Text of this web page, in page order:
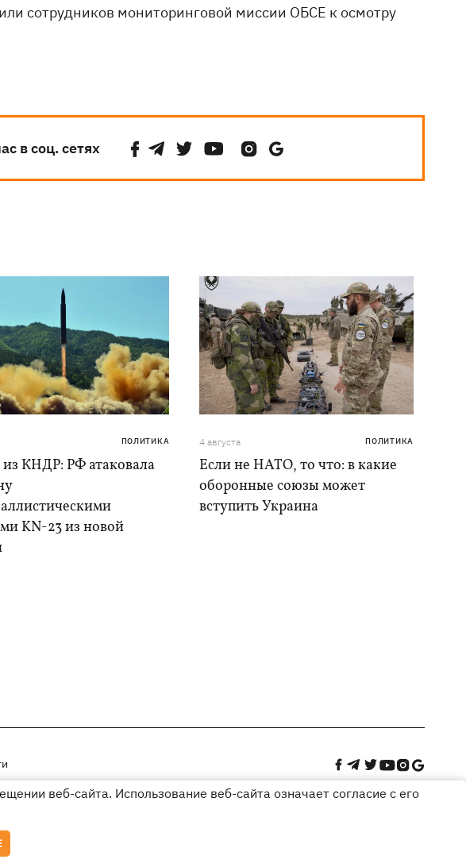
сотрудников мониторинговой миссии ОБСЕ к осмотру
в соц. сетях
ПОЛИТИКА
из КНДР: РФ атаковала
KN-23 из новой
4 августа ПОЛИТИКА
Если не НАТО, то что: в какие
оборонные союзы может
вступить Украина
веб-сайта. Использование веб-сайта означает согласие с его